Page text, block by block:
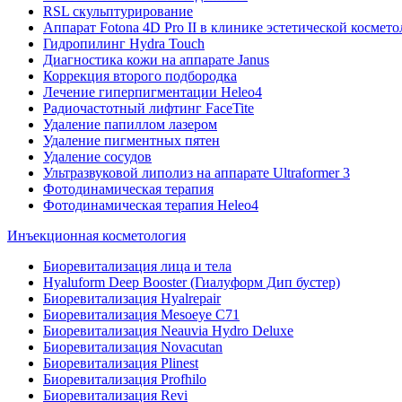
RSL скульптурирование
Аппарат Fotona 4D Pro II в клинике эстетической
Гидропилинг Hydra Touch
Диагностика кожи на аппарате Janus
Коррекция второго подбородка
Лечение гиперпигментации Heleo4
Радиочастотный лифтинг FaceTite
Удаление папиллом лазером
Удаление пигментных пятен
Удаление сосудов
Ультразвуковой липолиз на аппарате Ultraformer 3
Фотодинамическая терапия
Фотодинамическая терапия Heleo4
Инъекционная косметология
Биоревитализация лица и тела
Hyaluform Deep Booster (Гиалуформ Дип бустер)
Биоревитализация Hyalrepair
Биоревитализация Mesoeye C71
Биоревитализация Neauvia Hydro Deluxe
Биоревитализация Novacutan
Биоревитализация Plinest
Биоревитализация Profhilo
Биоревитализация Revi